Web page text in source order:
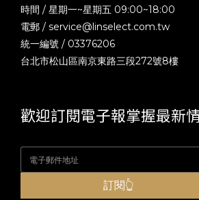
時間 / 星期一~星期五 09:00~18:00
電郵 / service@linselect.com.tw
統一編號 / 03376206
台北市松山區南京東路三段272號8樓
歡迎訂閱電子報掌握最新
訂閱👆